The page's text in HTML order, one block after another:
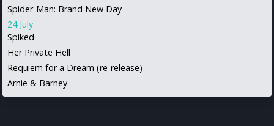
Spider-Man: Brand New Day
24 July
Spiked
Her Private Hell
Requiem for a Dream (re-release)
Arnie & Barney